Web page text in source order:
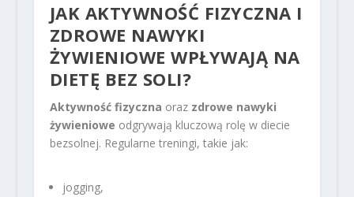
JAK AKTYWNOŚĆ FIZYCZNA I
ZDROWE NAWYKI
ŻYWIENIOWE WPŁYWAJĄ NA
DIETĘ BEZ SOLI?
Aktywność fizyczna oraz zdrowe nawyki
żywieniowe odgrywają kluczową rolę w diecie
bezsolnej. Regularne treningi, takie jak:
jogging,